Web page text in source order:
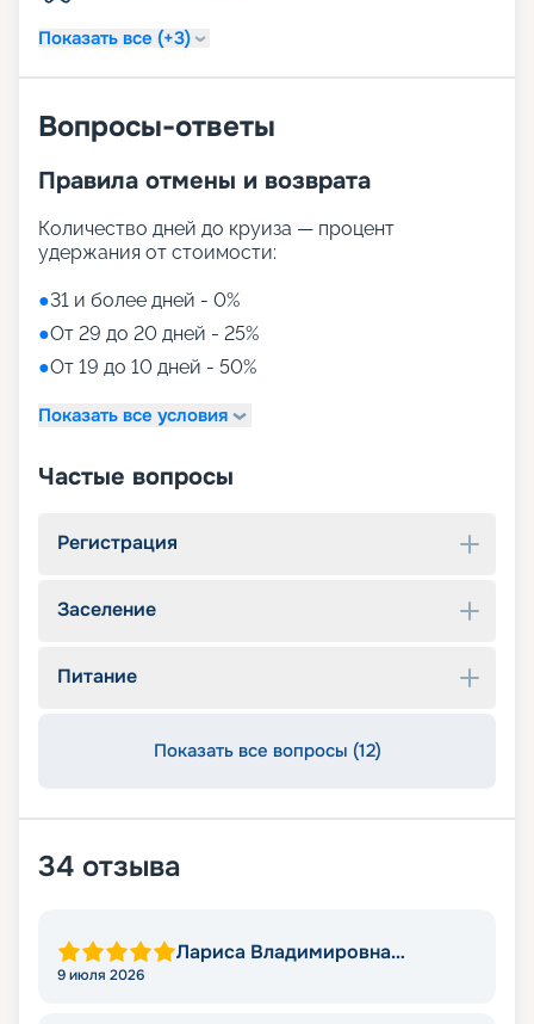
Показать все (+3)
Вопросы-ответы
Правила отмены и возврата
Количество дней до круиза — процент
удержания от стоимости:
●31 и более дней - 0%
●От 29 до 20 дней - 25%
●От 19 до 10 дней - 50%
Показать все условия
Частые вопросы
Регистрация
Заселение
Питание
Показать все вопросы (12)
34 отзыва
Лариса Владимировна
9 июля 2026